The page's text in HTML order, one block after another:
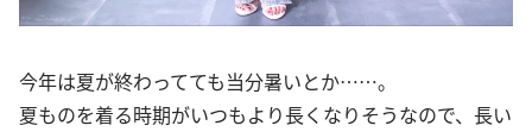
今年は夏が終わってても当分暑いとか……。
夏ものを着る時期がいつもより長くなりそうなので、長い